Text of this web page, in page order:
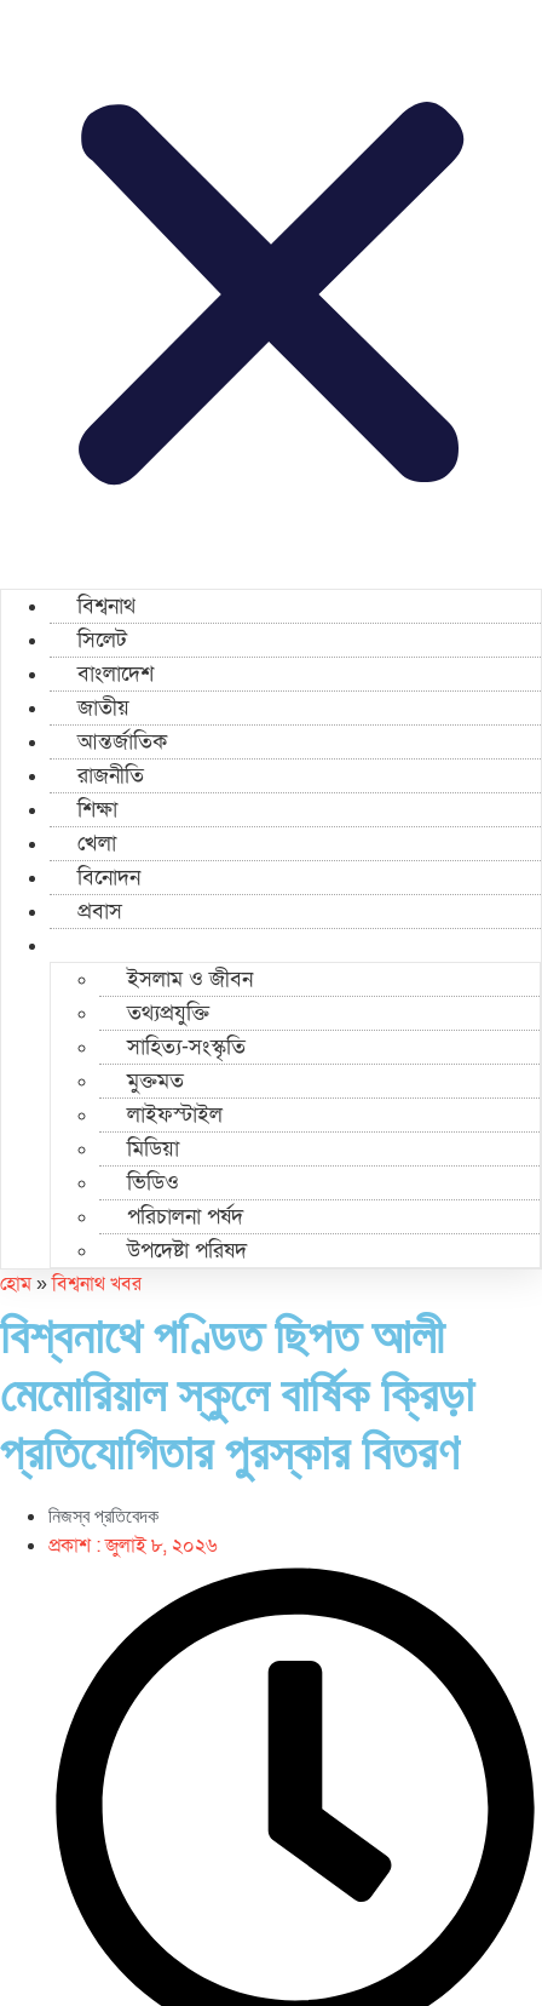
বিশ্বনাথ
সিলেট
বাংলাদেশ
জাতীয়
আন্তর্জাতিক
রাজনীতি
শিক্ষা
খেলা
বিনোদন
প্রবাস
ইসলাম ও জীবন
তথ্যপ্রযুক্তি
সাহিত্য-সংস্কৃতি
মুক্তমত
লাইফস্টাইল
মিডিয়া
ভিডিও
পরিচালনা পর্ষদ
উপদেষ্টা পরিষদ
হোম»বিশ্বনাথ খবর
বিশ্বনাথে পণ্ডিত ছিপত আলী
মেমোরিয়াল স্কুলে বার্ষিক ক্রিড়া
প্রতিযোগিতার পুরস্কার বিতরণ
নিজস্ব প্রতিবেদক
প্রকাশ :জুলাই ৮, ২০২৬